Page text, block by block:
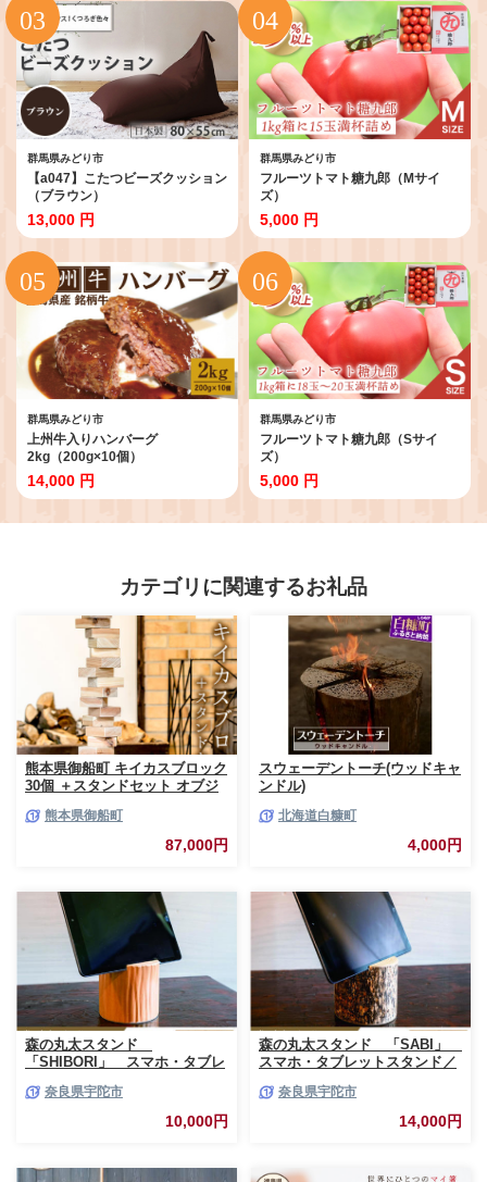
群馬県みどり市
【a047】こたつビーズクッション
（ブラウン）
13,000 円
群馬県みどり市
フルーツトマト糖九郎（Mサイ
ズ）
5,000 円
群馬県みどり市
上州牛入りハンバーグ
2kg（200g×10個）
14,000 円
群馬県みどり市
フルーツトマト糖九郎（Sサイ
ズ）
5,000 円
カテゴリに関連するお礼品
熊本県御船町 キイカスブロック
30個 ＋スタンドセット オブジ
バック KEYCUSプロジェクト
事務局 國武林業《30日以内に出
荷予定(土日祝除く)》 杉 積み木
熊本県御船町
87,000円
スウェーデントーチ(ウッドキャ
ンドル)
北海道白糠町
4,000円
森の丸太スタンド
「SHIBORI」 スマホ・タブレ
テレワーク 低炭素 間伐材 侘び
寂 丸太仕上げ 天然素材 木製 お
しゃれ かわいい MORITO 森庄
税 送料無料
奈良県宇陀市
10,000円
森の丸太スタンド 「SABI」
スマホ・タブレットスタンド／
ーク 低炭素 間伐材 侘び寂 錆丸
太 丸太仕上げ 天然素材 木製 お
しゃれ かわいい MORITO 森庄
るさと納税
奈良県宇陀市
14,000円